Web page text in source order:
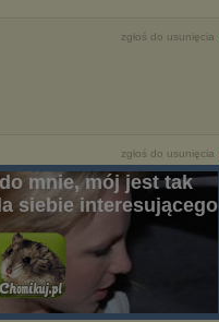
zgłoś do usunięcia
zgłoś do usunięcia
mnie, mój jest tak
siebie interesującego